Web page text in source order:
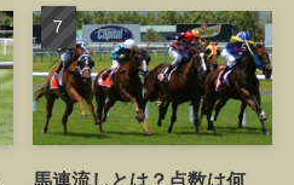
馬連流しとは？点数は何